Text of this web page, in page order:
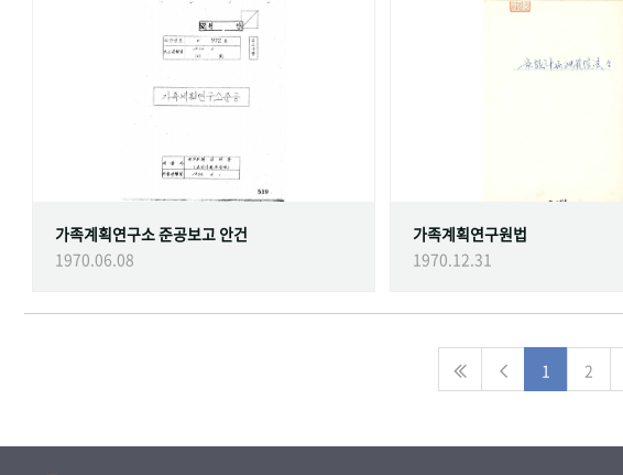
가족계획연구소 준공보고 안건
1970.06.08
가족계획연구원법
1970.12.31
1 2